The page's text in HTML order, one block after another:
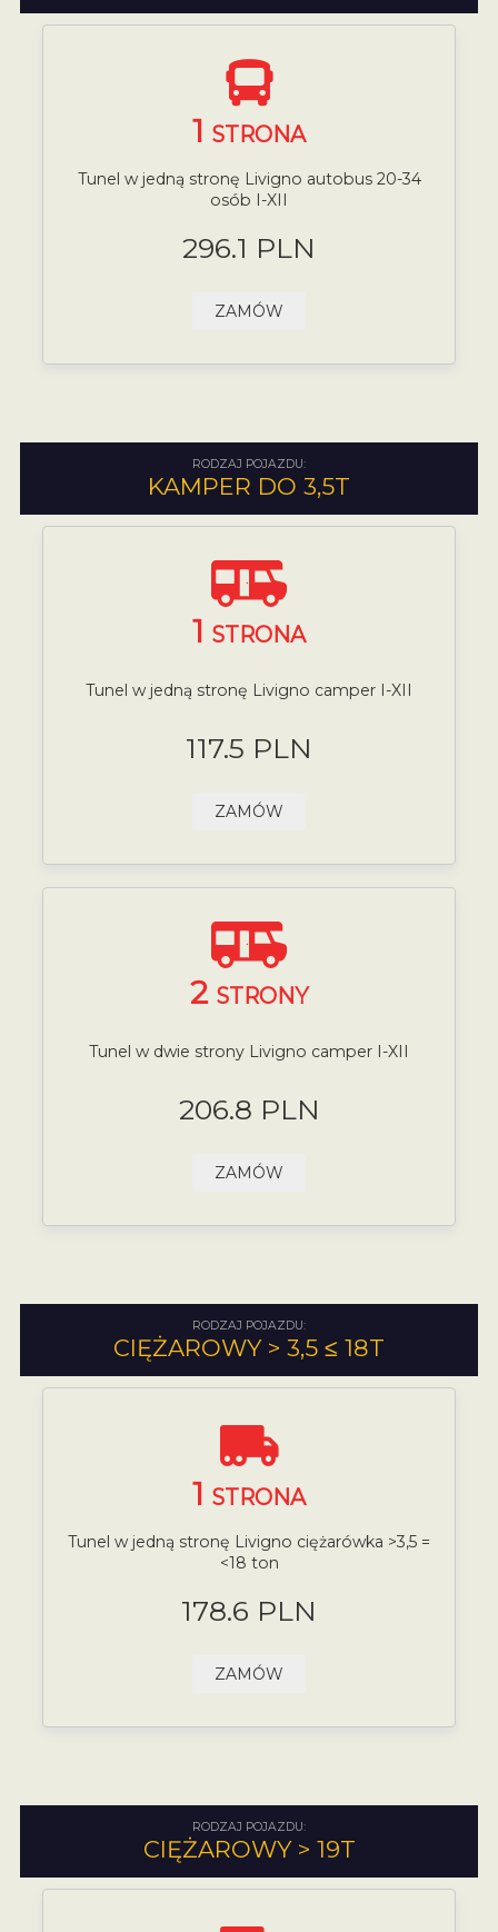
1 STRONA
Tunel w jedną stronę Livigno autobus 20-34
osób I-XII
296.1 PLN
ZAMÓW
RODZAJ POJAZDU:
KAMPER DO 3,5T
1 STRONA
Tunel w jedną stronę Livigno camper I-XII
117.5 PLN
ZAMÓW
2 STRONY
Tunel w dwie strony Livigno camper I-XII
206.8 PLN
ZAMÓW
RODZAJ POJAZDU:
CIĘŻAROWY > 3,5 ≤ 18T
1 STRONA
Tunel w jedną stronę Livigno ciężarówka >3,5 =
<18 ton
178.6 PLN
ZAMÓW
RODZAJ POJAZDU:
CIĘŻAROWY > 19T